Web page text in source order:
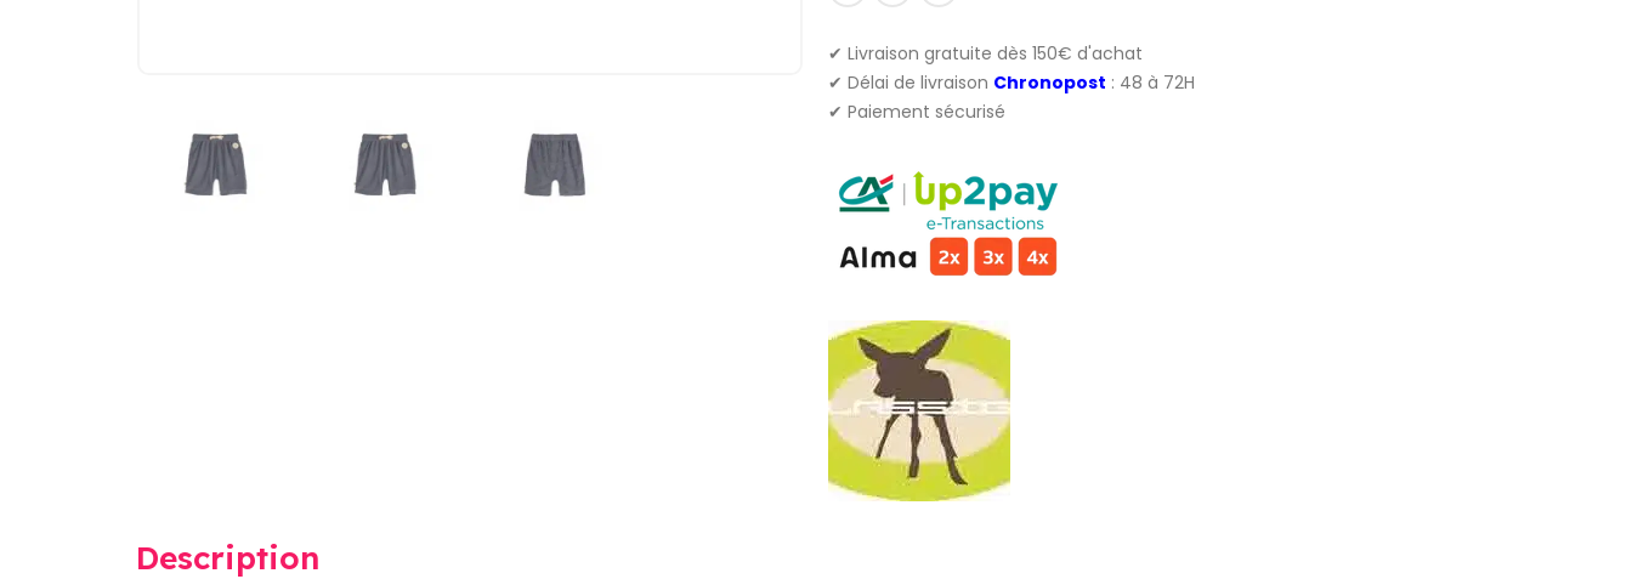
✔ Livraison gratuite dès 150€ d'achat
✔ Délai de livraison Chronopost : 48 à 72H
✔ Paiement sécurisé
Description